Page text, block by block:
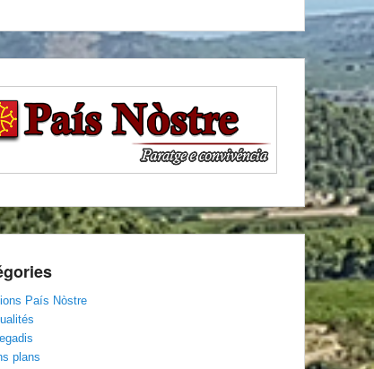
País Nòstre
plans